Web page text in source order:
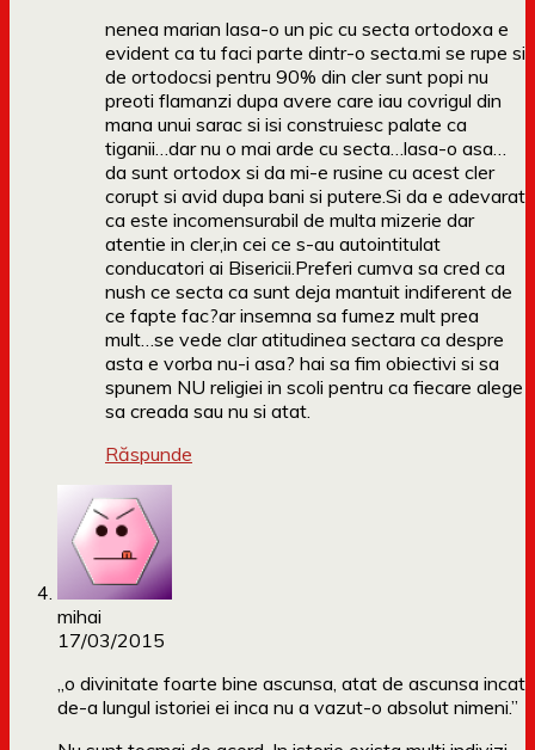
nenea marian lasa-o un pic cu secta ortodoxa e
evident ca tu faci parte dintr-o secta.mi se rupe si
de ortodocsi pentru 90% din cler sunt popi nu
preoti flamanzi dupa avere care iau covrigul din
mana unui sarac si isi construiesc palate ca
tiganii…dar nu o mai arde cu secta…lasa-o asa…
da sunt ortodox si da mi-e rusine cu acest cler
corupt si avid dupa bani si putere.Si da e adevarat
ca este incomensurabil de multa mizerie dar
atentie in cler,in cei ce s-au autointitulat
conducatori ai Bisericii.Preferi cumva sa cred ca
nush ce secta ca sunt deja mantuit indiferent de
ce fapte fac?ar insemna sa fumez mult prea
mult…se vede clar atitudinea sectara ca despre
asta e vorba nu-i asa? hai sa fim obiectivi si sa
spunem NU religiei in scoli pentru ca fiecare alege
sa creada sau nu si atat.
Răspunde
mihai
17/03/2015
„o divinitate foarte bine ascunsa, atat de ascunsa incat
de-a lungul istoriei ei inca nu a vazut-o absolut nimeni.”